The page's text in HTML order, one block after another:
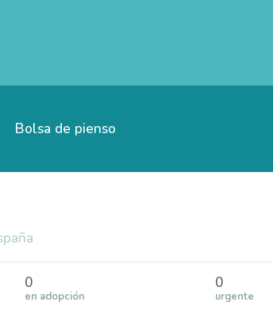
Bolsa de pienso
0
en adopción
0
urgente